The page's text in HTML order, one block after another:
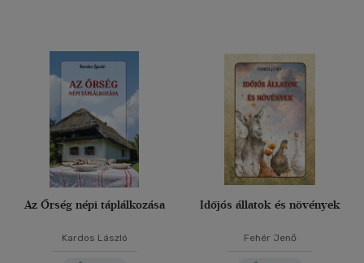
Az Őrség népi táplálkozása
Kardos László
Időjós állatok és növények
Fehér Jenő